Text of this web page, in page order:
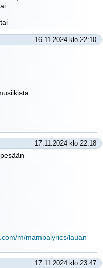
...
16.11.2024 klo 22:10
17.11.2024 klo 22:18
m/mambalyrics/lauan
17.11.2024 klo 23:47